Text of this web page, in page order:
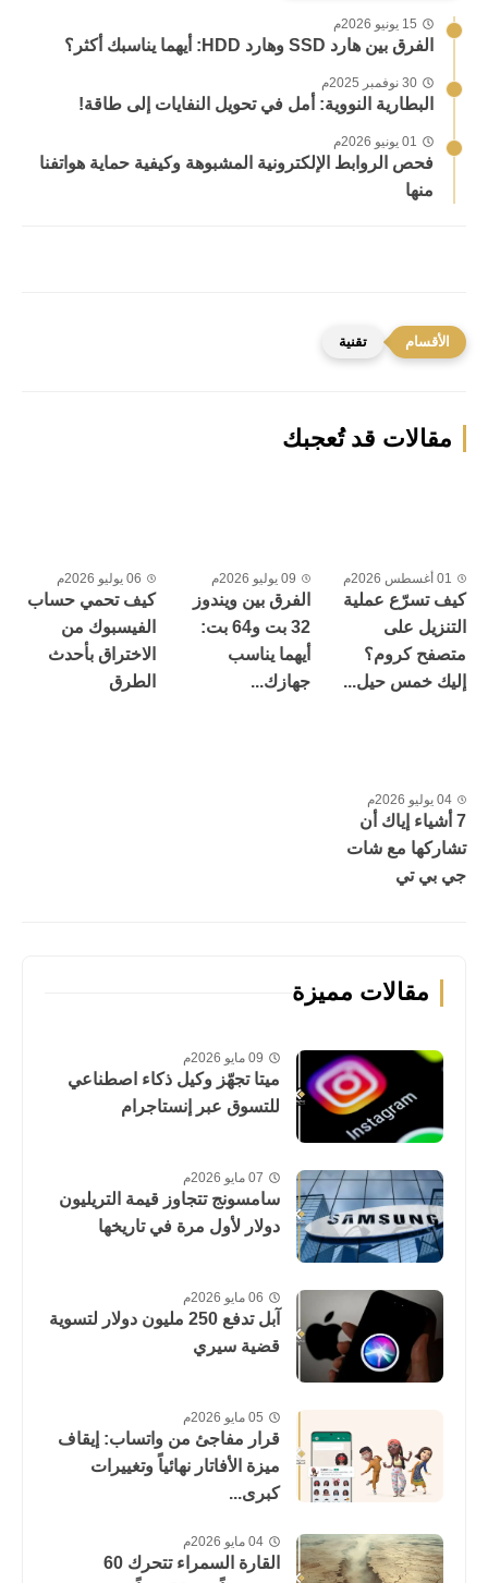
15 يونيو 2026م
الفرق بين هارد SSD وهارد HDD: أيهما يناسبك أكثر؟
30 نوفمبر 2025م
البطارية النووية: أمل في تحويل النفايات إلى طاقة!
01 يونيو 2026م
فحص الروابط الإلكترونية المشبوهة وكيفية حماية هواتفنا
منها
تقنية
مقالات قد تُعجبك
01 أغسطس 2026م
كيف تسرّع عملية
التنزيل على
متصفح كروم؟
إليك خمس حيل...
09 يوليو 2026م
الفرق بين ويندوز
32 بت و64 بت:
أيهما يناسب
جهازك...
06 يوليو 2026م
كيف تحمي حساب
الفيسبوك من
الاختراق بأحدث
الطرق
04 يوليو 2026م
7 أشياء إياك أن
تشاركها مع شات
جي بي تي
مقالات مميزة
09 مايو 2026م
ميتا تجهّز وكيل ذكاء اصطناعي
للتسوق عبر إنستاجرام
07 مايو 2026م
سامسونج تتجاوز قيمة التريليون
دولار لأول مرة في تاريخها
06 مايو 2026م
آبل تدفع 250 مليون دولار لتسوية
قضية سيري
05 مايو 2026م
قرار مفاجئ من واتساب: إيقاف
ميزة الأفاتار نهائياً وتغييرات
كبرى...
04 مايو 2026م
القارة السمراء تتحرك 60